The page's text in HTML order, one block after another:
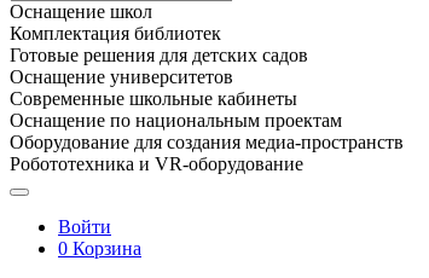
Оснащение школ
Комплектация библиотек
Готовые решения для детских садов
Оснащение университетов
Современные школьные кабинеты
Оснащение по национальным проектам
Оборудование для создания медиа-пространств
Робототехника и VR-оборудование
Войти
0 Корзина